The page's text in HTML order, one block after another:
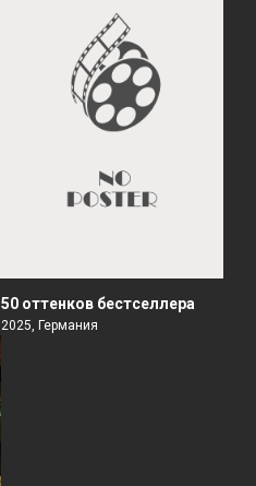
50 оттенков бестселлера
2025, Германия